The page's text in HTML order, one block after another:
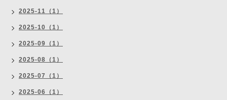
2025-11（1）
2025-10（1）
2025-09（1）
2025-08（1）
2025-07（1）
2025-06（1）